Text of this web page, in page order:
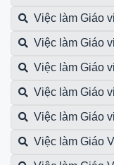
Việc làm Giáo
Việc làm Giáo
Việc làm Giáo
Việc làm Giáo
Việc làm Giáo
Việc làm Giáo